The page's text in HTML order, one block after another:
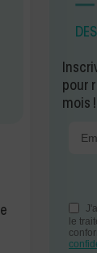
pour
mois !